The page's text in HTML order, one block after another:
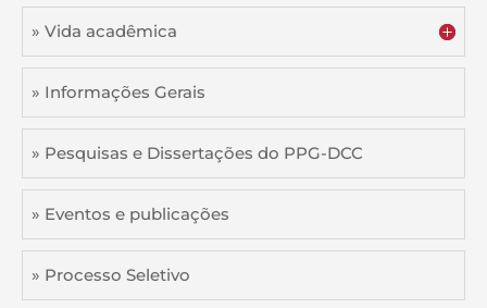
» Vida acadêmica
» Informações Gerais
» Pesquisas e Dissertações do PPG-DCC
» Eventos e publicações
» Processo Seletivo